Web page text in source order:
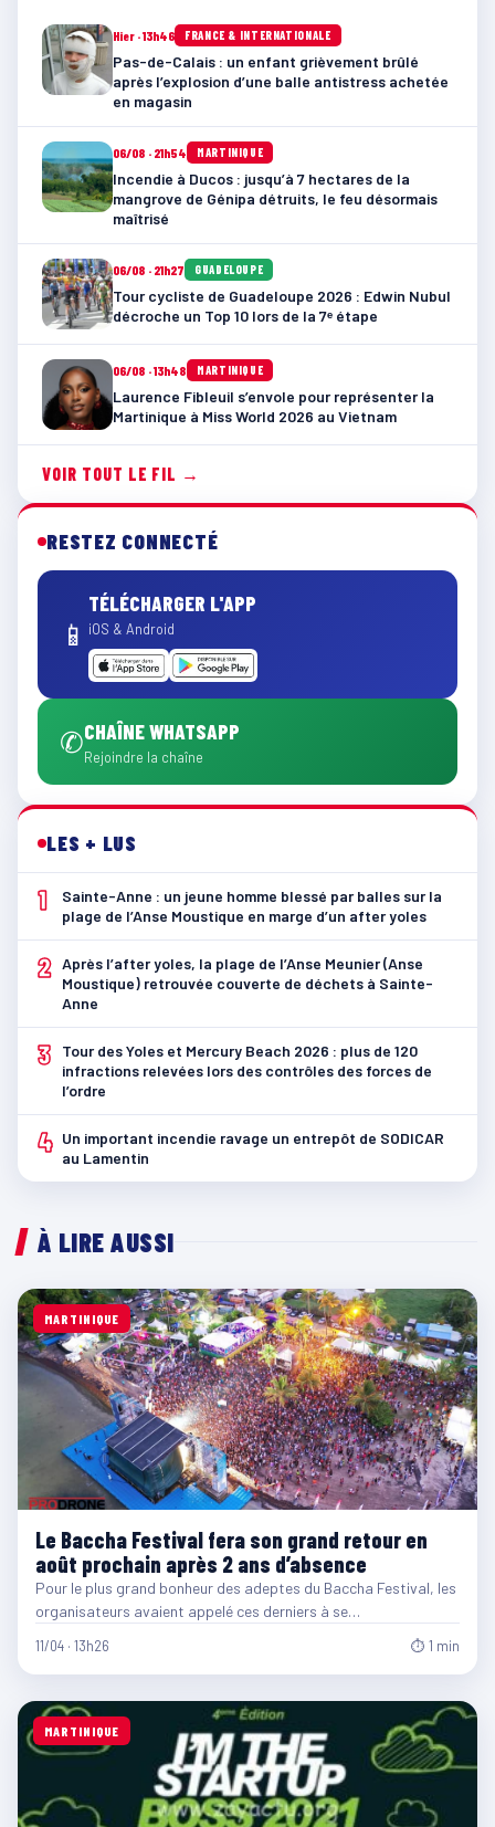
Hier · 13h46 FRANCE & INTERNATIONALE
Pas-de-Calais : un enfant grièvement brûlé
après l’explosion d’une balle antistress achetée
en magasin
06/08 · 21h54 MARTINIQUE
Incendie à Ducos : jusqu’à 7 hectares de la
mangrove de Génipa détruits, le feu désormais
maîtrisé
06/08 · 21h27 GUADELOUPE
Tour cycliste de Guadeloupe 2026 : Edwin Nubul
décroche un Top 10 lors de la 7ᵉ étape
06/08 · 13h48 MARTINIQUE
Laurence Fibleuil s’envole pour représenter la
Martinique à Miss World 2026 au Vietnam
VOIR TOUT LE FIL →
RESTEZ CONNECTÉ
📱
TÉLÉCHARGER L'APP
iOS & Android
✆CHAÎNE WHATSAPP
Rejoindre la chaîne
LES + LUS
1
Sainte-Anne : un jeune homme blessé par balles sur la
plage de l’Anse Moustique en marge d’un after yoles
2 Après l’after yoles, la plage de l’Anse Meunier (Anse
Moustique) retrouvée couverte de déchets à Sainte-
Anne
3
Tour des Yoles et Mercury Beach 2026 : plus de 120
infractions relevées lors des contrôles des forces de
l’ordre
4 Un important incendie ravage un entrepôt de SODICAR
au Lamentin
À LIRE AUSSI
MARTINIQUE
Le Baccha Festival fera son grand retour en
août prochain après 2 ans d’absence
Pour le plus grand bonheur des adeptes du Baccha Festival, les
organisateurs avaient appelé ces derniers à se…
11/04 · 13h26 ⏱ 1 min
MARTINIQUE